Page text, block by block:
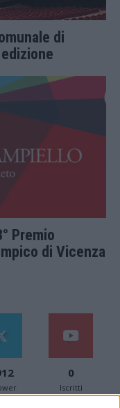
di
Premio
di Vicenza
0
Iscritti